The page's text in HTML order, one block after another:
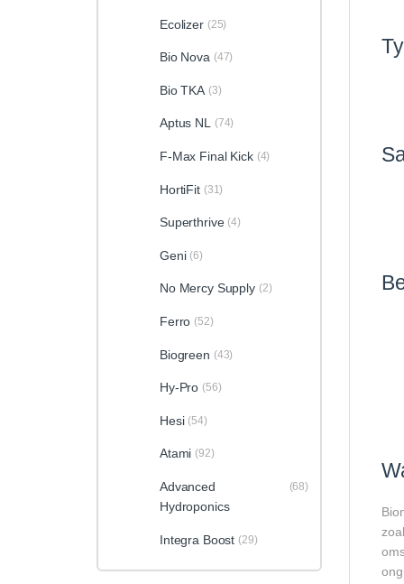
Ecolizer (25)
Bio Nova (47)
Bio TKA (3)
Aptus NL (74)
F-Max Final Kick (4)
HortiFit (31)
Superthrive (4)
Geni (6)
No Mercy Supply (2)
Ferro (52)
Biogreen (43)
Hy-Pro (56)
Hesi (54)
Atami (92)
Advanced
Hydroponics
(68)
Integra Boost (29)